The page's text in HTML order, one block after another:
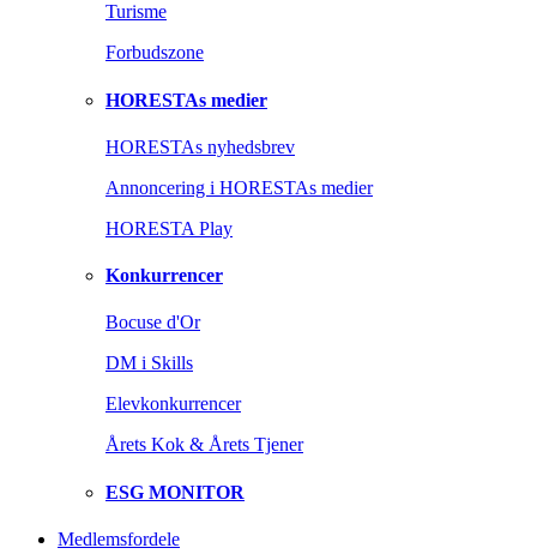
Turisme
Forbudszone
HORESTAs medier
HORESTAs nyhedsbrev
Annoncering i HORESTAs medier
HORESTA Play
Konkurrencer
Bocuse d'Or
DM i Skills
Elevkonkurrencer
Årets Kok & Årets Tjener
ESG MONITOR
Medlemsfordele